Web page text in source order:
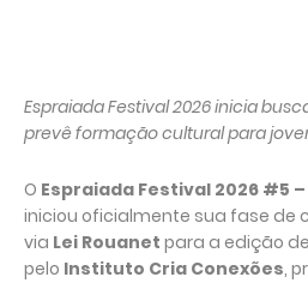
Espraiada Festival 2026 inicia
prevê formação cultural para
O Espraiada Festival 2026 #5
iniciou oficialmente sua fase de
via Lei Rouanet para a edição
pelo Instituto Cria Conexões,